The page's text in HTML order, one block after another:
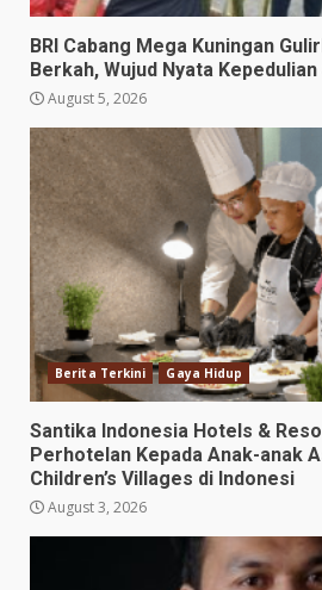
BRI Cabang Mega Kuningan
Berkah, Wujud Nyata Kepedulian
August 5, 2026
Berita Terkini Gaya Hidup
Santika Indonesia Hotels &
Perhotelan Kepada Anak-anak
Children’s Villages di Indonesi
August 3, 2026